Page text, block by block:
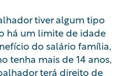
tiver algum tipo
há um limite de idade
do salário família,
tenha mais de 14 anos,
terá direito de